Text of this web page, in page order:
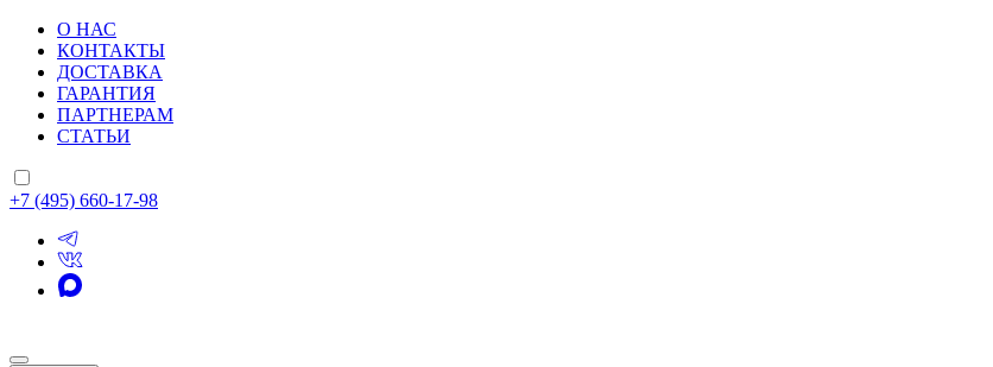
О НАС
КОНТАКТЫ
ДОСТАВКА
ГАРАНТИЯ
ПАРТНЕРАМ
СТАТЬИ
+7 (495) 660-17-98